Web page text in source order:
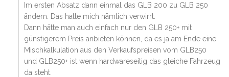
Im ersten Absatz dann einmal das GLB 200 zu GLB 250
ändern. Das hatte mich nämlich verwirrt.
Dann hätte man auch einfach nur den GLB 250+ mit
günstigerem Preis anbieten können, da es ja am Ende eine
Mischkalkulation aus den Verkaufspreisen vom GLB250
und GLB250+ ist wenn hardwareseitig das gleiche Fahrzeug
da steht.